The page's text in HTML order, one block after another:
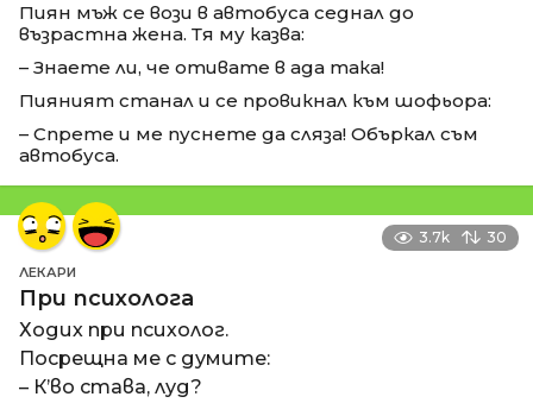
Пиян мъж се вози в автобуса седнал до
възрастна жена. Тя му казва:
– Знаете ли, че отивате в ада така!
Пияният станал и се провикнал към шофьора:
– Спрете и ме пуснете да сляза! Объркал съм
автобуса.
3.7k 30
ЛЕКАРИ
При психолога
Ходих при психолог.
Посрещна ме с думите:
– К’во става, луд?